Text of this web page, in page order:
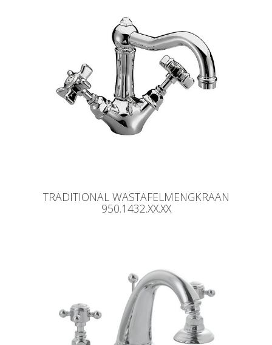
TRADITIONAL WASTAFELMENGKRAAN
950.1432.XX.XX